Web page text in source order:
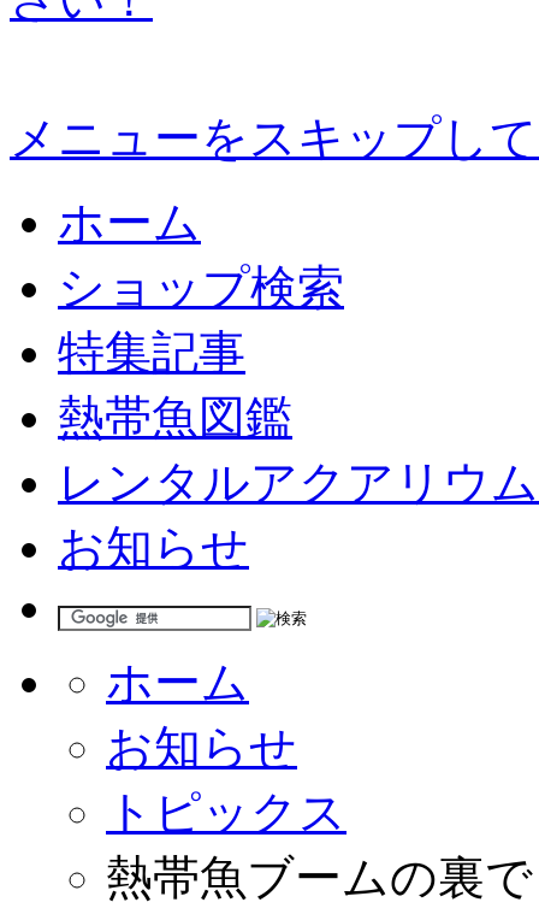
メニューをスキップし
ホーム
ショップ検索
特集記事
熱帯魚図鑑
レンタルアクアリウム
お知らせ
ホーム
お知らせ
トピックス
熱帯魚ブームの裏